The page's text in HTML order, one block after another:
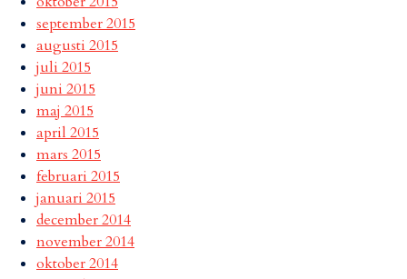
september 2015
augusti 2015
juli 2015
juni 2015
maj 2015
april 2015
mars 2015
februari 2015
januari 2015
december 2014
november 2014
oktober 2014